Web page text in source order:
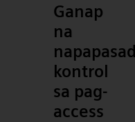
Ganap
na
kontrol
sa pag-
access